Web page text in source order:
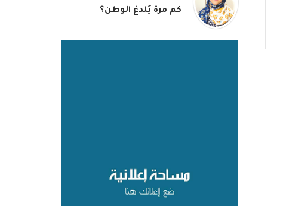
كم مرة يُلدغ الوطن؟